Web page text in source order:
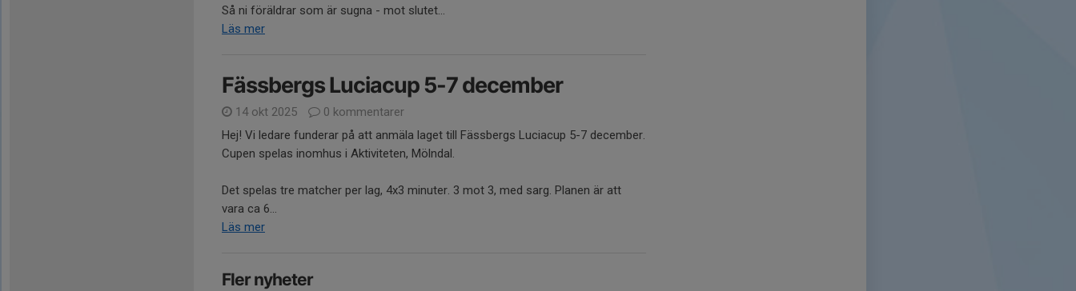
Så ni föräldrar som är sugna - mot slutet...
Läs mer
Fässbergs Luciacup 5-7 december
14 okt 2025
0 kommentarer
Hej! Vi ledare funderar på att anmäla laget till Fässbergs Luciacup 5-7 december.
Cupen spelas inomhus i Aktiviteten, Mölndal.
Det spelas tre matcher per lag, 4x3 minuter. 3 mot 3, med sarg. Planen är att
vara ca 6...
Läs mer
Fler nyheter